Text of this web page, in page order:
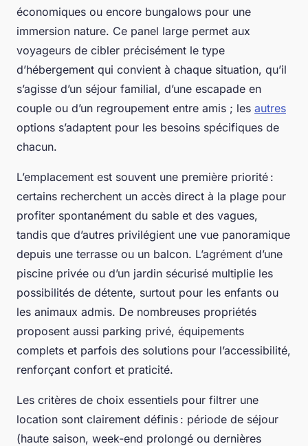
économiques ou encore bungalows pour une
immersion nature. Ce panel large permet aux
voyageurs de cibler précisément le type
d’hébergement qui convient à chaque situation, qu’il
s’agisse d’un séjour familial, d’une escapade en
couple ou d’un regroupement entre amis ; les autres
options s’adaptent pour les besoins spécifiques de
chacun.
L’emplacement est souvent une première priorité :
certains recherchent un accès direct à la plage pour
profiter spontanément du sable et des vagues,
tandis que d’autres privilégient une vue panoramique
depuis une terrasse ou un balcon. L’agrément d’une
piscine privée ou d’un jardin sécurisé multiplie les
possibilités de détente, surtout pour les enfants ou
les animaux admis. De nombreuses propriétés
proposent aussi parking privé, équipements
complets et parfois des solutions pour l’accessibilité,
renforçant confort et praticité.
Les critères de choix essentiels pour filtrer une
location sont clairement définis : période de séjour
(haute saison, week-end prolongé ou dernières